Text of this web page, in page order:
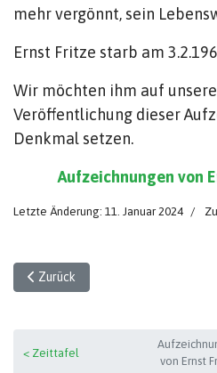
mehr vergönnt, sein
Ernst Fritze starb am
Wir möchten ihm auf
Veröffentlichung dieser
Denkmal setzen.
Aufzeichnungen von
Letzte Änderung: 11. Januar 2024
Vorheriger Beitrag: Zeittafel
Zurück
< Zeittafel
von Ernst